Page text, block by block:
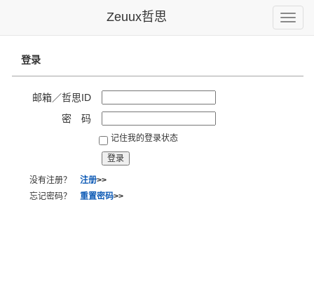
Toggle
Zeuux哲思
登录
邮箱／哲思ID
密 码
记住我的登录状态
没有注册？ 注册>>
忘记密码？ 重置密码>>